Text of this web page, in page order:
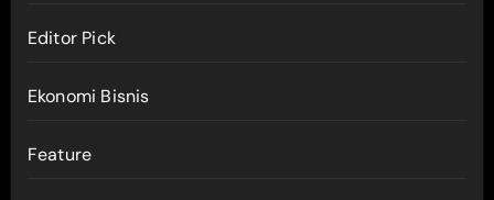
Editor Pick
Ekonomi Bisnis
Feature